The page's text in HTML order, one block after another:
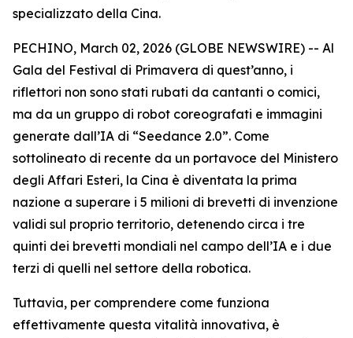
specializzato della Cina.
PECHINO, March 02, 2026 (GLOBE NEWSWIRE) -- Al
Gala del Festival di Primavera di quest’anno, i
riflettori non sono stati rubati da cantanti o comici,
ma da un gruppo di robot coreografati e immagini
generate dall’IA di “Seedance 2.0”. Come
sottolineato di recente da un portavoce del Ministero
degli Affari Esteri, la Cina è diventata la prima
nazione a superare i 5 milioni di brevetti di invenzione
validi sul proprio territorio, detenendo circa i tre
quinti dei brevetti mondiali nel campo dell’IA e i due
terzi di quelli nel settore della robotica.
Tuttavia, per comprendere come funziona
effettivamente questa vitalità innovativa, è